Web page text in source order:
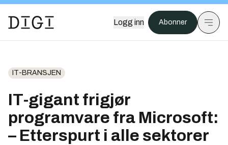
Logg inn Abonner
IT-BRANSJEN
IT-gigant frigjør
programvare fra Microsoft:
– Etterspurt i alle sektorer